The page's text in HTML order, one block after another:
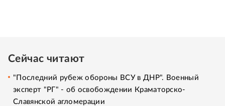
Сейчас читают
"Последний рубеж обороны ВСУ в ДНР". Военный
эксперт "РГ" - об освобождении Краматорско-
Славянской агломерации